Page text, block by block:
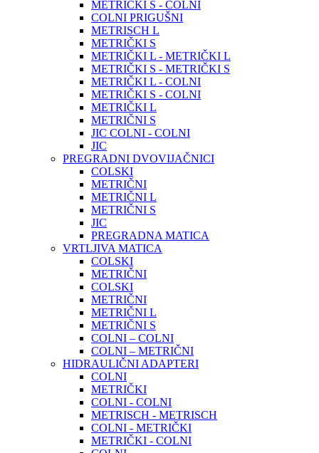
METRIČKI S - COLNI
COLNI PRIGUŠNI
METRISCH L
METRIČKI S
METRIČKI L - METRIČKI L
METRIČKI S - METRIČKI S
METRIČKI L - COLNI
METRIČKI S - COLNI
METRIČKI L
METRIČNI S
JIC COLNI - COLNI
JIC
PREGRADNI DVOVIJAČNICI
COLSKI
METRIČNI
METRIČNI L
METRIČNI S
JIC
PREGRADNA MATICA
VRTLJIVA MATICA
COLSKI
METRIČNI
COLSKI
METRIČNI
METRIČNI L
METRIČNI S
COLNI – COLNI
COLNI – METRIČNI
HIDRAULIČNI ADAPTERI
COLNI
METRIČKI
COLNI - COLNI
METRISCH - METRISCH
COLNI - METRIČKI
METRIČKI - COLNI